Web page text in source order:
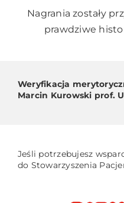
Nagrania zostały
prawdziwe
Weryfikacja
Marcin Kurowski prof.
Jeśli potrzebujesz
do Stowarzyszenia